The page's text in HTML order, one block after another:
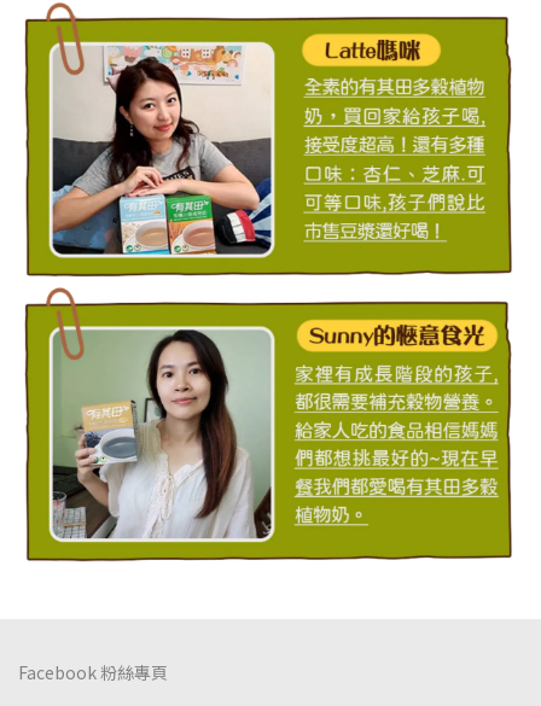
Facebook 粉絲專頁